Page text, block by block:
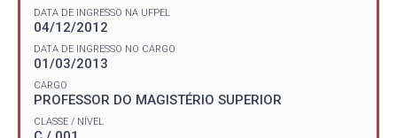
DATA DE INGRESSO NA UFPEL
04/12/2012
DATA DE INGRESSO NO CARGO
01/03/2013
CARGO
PROFESSOR DO MAGISTÉRIO SUPERIOR
CLASSE / NÍVEL